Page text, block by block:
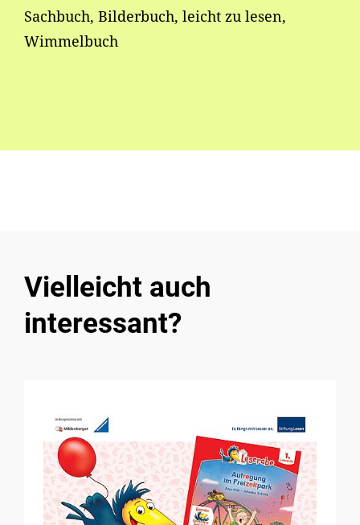
Sachbuch, Bilderbuch, leicht zu lesen,
Wimmelbuch
Vielleicht auch
interessant?